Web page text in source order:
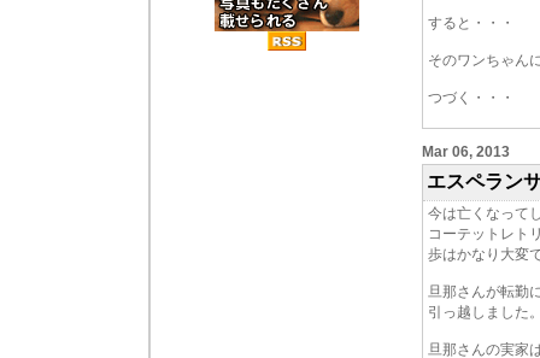
すると・・・
そのワンちゃん
つづく・・・
Mar 06, 2013
エスペラン
今は亡くなって
コーテットレト
歩はかなり大変
旦那さんが転勤
引っ越しました
旦那さんの実家